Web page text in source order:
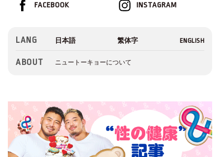
INSTAGRAM
FACEBOOK
LANG
ABOUT ニュートーキョーについて